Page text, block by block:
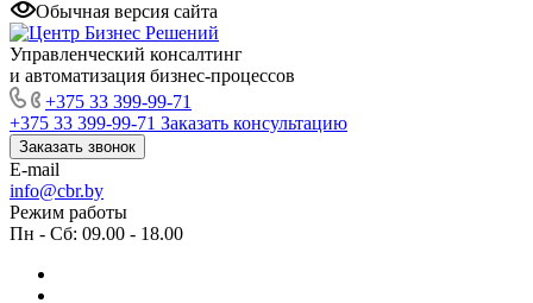
Обычная версия сайта
Управленческий консалтинг
и автоматизация бизнес-процессов
+375 33 399-99-71
+375 33 399-99-71 Заказать консультацию
Заказать звонок
E-mail
info@cbr.by
Режим работы
Пн - Сб: 09.00 - 18.00